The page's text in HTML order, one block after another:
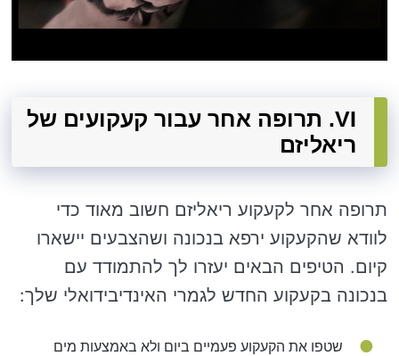
VI. תרופה אחר עבור קעקועים של
ריאליזם
תרופה אחר לקעקוע ריאליזם חשוב מאוד כדי
לוודא שהקעקוע ירפא בנכונה ושהצבעים יישארו
קיום. הטיפים הבאים יעזרו לך להתמודד עם
בנכונה בקעקוע החדש לגמרי האינדיבידואלי שלך:
שטפו את הקעקוע פעמיים ביום ולא באמצעות מים